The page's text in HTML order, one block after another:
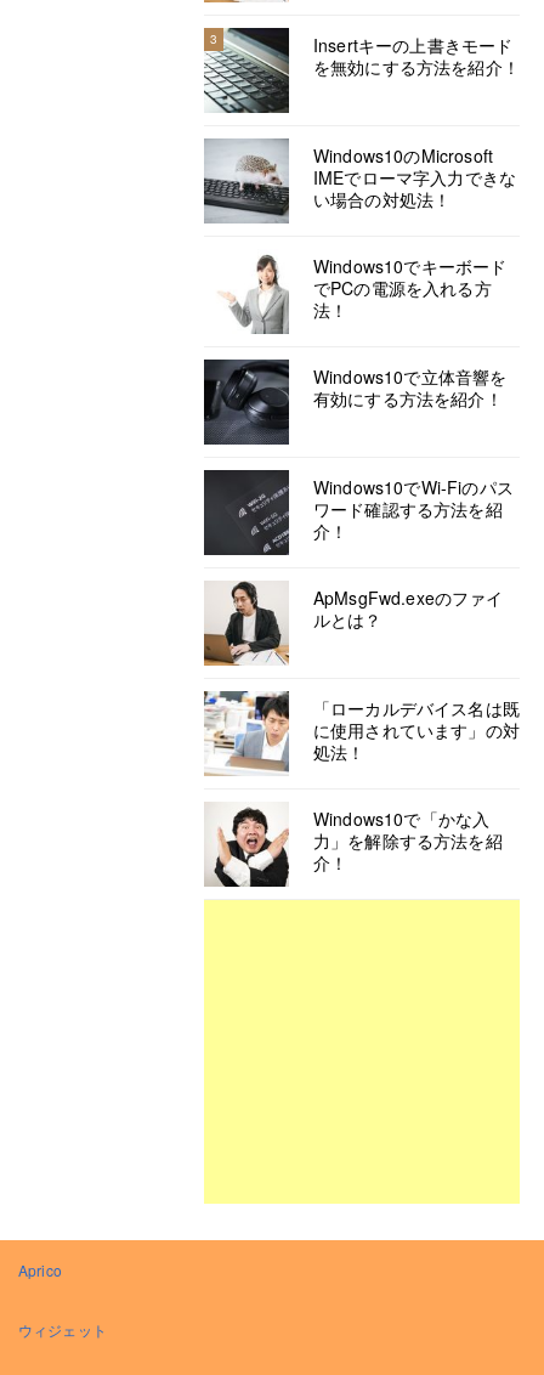
3
Insertキーの上書きモード
を無効にする方法を紹介！
Windows10のMicrosoft
IMEでローマ字入力できな
い場合の対処法！
Windows10でキーボード
でPCの電源を入れる方
法！
Windows10で立体音響を
有効にする方法を紹介！
Windows10でWi-Fiのパス
ワード確認する方法を紹
介！
ApMsgFwd.exeのファイ
ルとは？
「ローカルデバイス名は既
に使用されています」の対
処法！
Windows10で「かな入
力」を解除する方法を紹
介！
Aprico
ウィジェット